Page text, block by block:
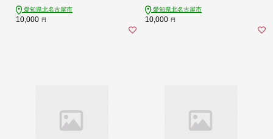
愛知県北名古屋市
10,000 円
愛知県北名古屋市
10,000 円